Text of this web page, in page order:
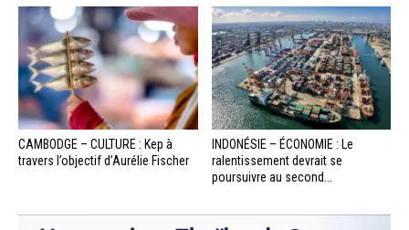
CAMBODGE – CULTURE : Kep à
travers l’objectif d’Aurélie Fischer
INDONÉSIE – ÉCONOMIE : Le
ralentissement devrait se
poursuivre au second...